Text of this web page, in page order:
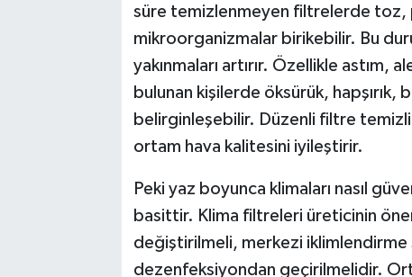
süre temizlenmeyen filtrelerde toz,
mikroorganizmalar birikebilir. Bu
yakınmaları artırır. Özellikle astım,
bulunan kişilerde öksürük, hapşırık,
belirginleşebilir. Düzenli filtre
ortam hava kalitesini iyileştirir.
Peki yaz boyunca klimaları nasıl
basittir. Klima filtreleri üreticinin
değiştirilmeli, merkezi iklimlendirme
dezenfeksiyondan geçirilmelidir.